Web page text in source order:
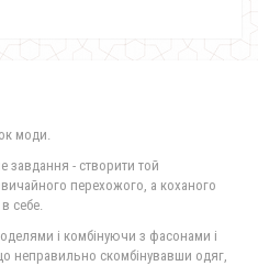
моди.
завдання - створити той
перехожого, а коханого
себе.
і комбінуючи з фасонами і
неправильно скомбінувавши одяг,